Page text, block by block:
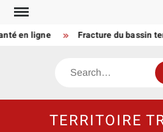
Skip
content
ligne Fracture du bassin
Search
TERRITOIRE